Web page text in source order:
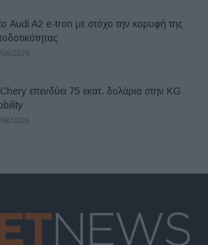
Audi A2 e-tron με στόχο την κορυφή της
2026
επενδύει 75 εκατ. δολάρια στην KG
2026